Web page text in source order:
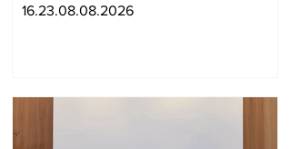
16.23.08.08.2026